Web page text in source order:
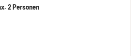
2Personen